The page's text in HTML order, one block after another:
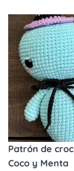
Patrón de
Coco y Menta